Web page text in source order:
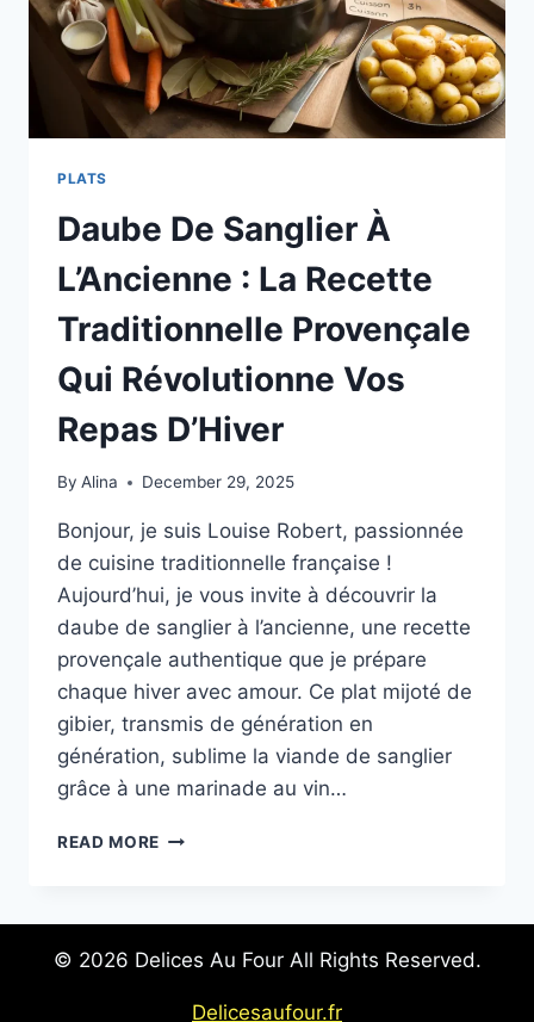
PLATS
Daube De Sanglier À
L’Ancienne : La Recette
Traditionnelle Provençale
Qui Révolutionne Vos
Repas D’Hiver
By Alina December 29, 2025
Bonjour, je suis Louise Robert, passionnée
de cuisine traditionnelle française !
Aujourd’hui, je vous invite à découvrir la
daube de sanglier à l’ancienne, une recette
provençale authentique que je prépare
chaque hiver avec amour. Ce plat mijoté de
gibier, transmis de génération en
génération, sublime la viande de sanglier
grâce à une marinade au vin…
READ MORE DAUBE
:
RECETTE
© 2026 Delices Au Four All Rights Reserved.
Delicesaufour.fr